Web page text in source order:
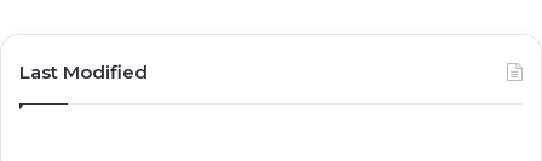
Last Modified